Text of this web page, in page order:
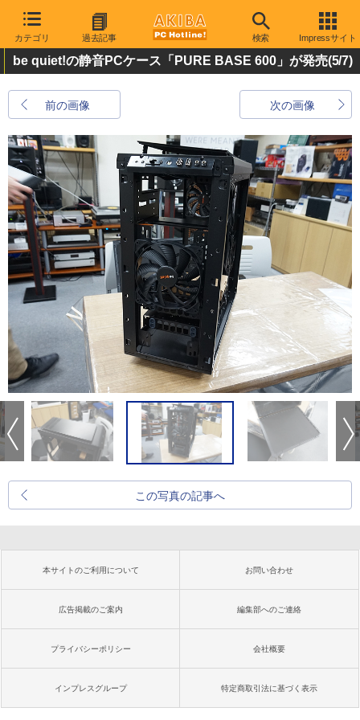
カテゴリ 過去記事 検索 Impressサイト
be quiet!の静音PCケース「PURE BASE 600」が発売(5/7)
前の画像 次の画像
この写真の記事へ
本サイトのご利用について お問い合わせ
広告掲載のご案内 編集部へのご連絡
プライバシーポリシー 会社概要
インプレスグループ 特定商取引法に基づく表示